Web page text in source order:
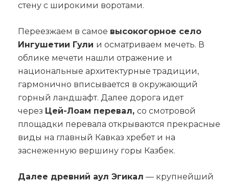
стену с широкими воротами.
Переезжаем в самое высокогорное село
Ингушетии Гули и осматриваем мечеть. В
облике мечети нашли отражение и
национальные архитектурные традиции,
гармонично вписывается в окружающий
горный ландшафт. Далее дорога идет
через Цей-Лоам перевал, со смотровой
площадки перевала открываются прекрасные
виды на главный Кавказ хребет и на
заснеженную вершину горы Казбек.
Далее древний аул Эгикал — крупнейший